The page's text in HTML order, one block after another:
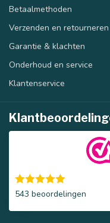
Betaalmethoden
Verzenden en retourneren
Garantie & klachten
Onderhoud en service
Klantenservice
543 beoordelingen